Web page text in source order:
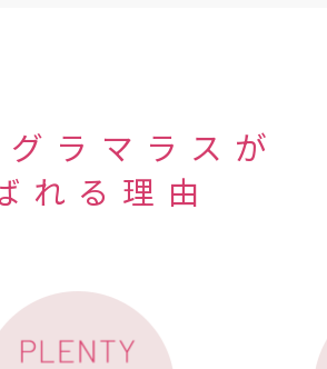
ラマラスが
れる理由